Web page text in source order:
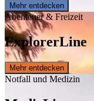
Mehr entdecken
Abenteuer & Freizeit
ExplorerLine
Mehr entdecken
Notfall und Medizin